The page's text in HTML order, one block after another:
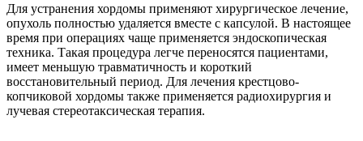
Для устранения хордомы применяют хирургическое лечение,
опухоль полностью удаляется вместе с капсулой. В настоящее
время при операциях чаще применяется эндоскопическая
техника. Такая процедура легче переносятся пациентами,
имеет меньшую травматичность и короткий
восстановительный период. Для лечения крестцово-
копчиковой хордомы также применяется радиохирургия и
лучевая стереотаксическая терапия.